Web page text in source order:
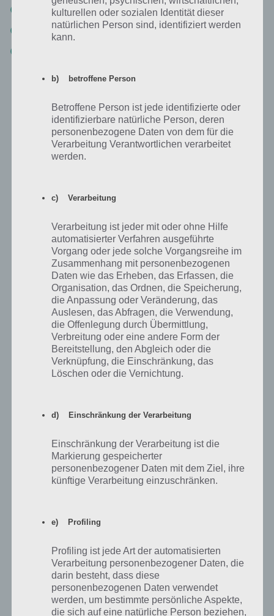
Zapdos für Team Intuition
Arktos für Team Weisheit
Über Mewtwo ist zum aktuellen Zeitpunkt noch nichts bekannt.
Dieser Artikel dient als erste Übersicht und wird in Zukunft sicherlich
durch noch detaillierte Übersichten ergänzt werden.
Auf WhatsApp teilen Teilen auf Facebook
Tweet auf Twitter
Mehr Artikel hier auf Touchportal
KOMMENTARE
Lauras Lapras 08.07.2017 16:35
Ich glaube manche Leute hier sind in anderen Spielen. Es gibt
immerhin NOCH keine legendären Pokémon. Und ich denke auch,
dass man sie später nur durch Raids bekommen wird. Wie denkt ihr
werden die Legendären ins Spiel eingeführt? ??
kulturellen oder sozialen Identität dieser
natürlichen Person sind, identifiziert werden
kann.
b) betroffene Person
Betroffene Person ist jede identifizierte oder
identifizierbare natürliche Person, deren
personenbezogene Daten von dem für die
Verarbeitung Verantwortlichen verarbeitet
werden.
c) Verarbeitung
Verarbeitung ist jeder mit oder ohne Hilfe
automatisierter Verfahren ausgeführte
Vorgang oder jede solche Vorgangsreihe im
Zusammenhang mit personenbezogenen
Daten wie das Erheben, das Erfassen, die
Organisation, das Ordnen, die Speicherung,
die Anpassung oder Veränderung, das
Auslesen, das Abfragen, die Verwendung,
die Offenlegung durch Übermittlung,
Verbreitung oder eine andere Form der
Bereitstellung, den Abgleich oder die
Verknüpfung, die Einschränkung, das
Löschen oder die Vernichtung.
d) Einschränkung der Verarbeitung
Einschränkung der Verarbeitung ist die
Markierung gespeicherter
personenbezogener Daten mit dem Ziel, ihre
künftige Verarbeitung einzuschränken.
e) Profiling
Profiling ist jede Art der automatisierten
Verarbeitung personenbezogener Daten, die
darin besteht, dass diese
personenbezogenen Daten verwendet
werden, um bestimmte persönliche Aspekte,
die sich auf eine natürliche Person beziehen,